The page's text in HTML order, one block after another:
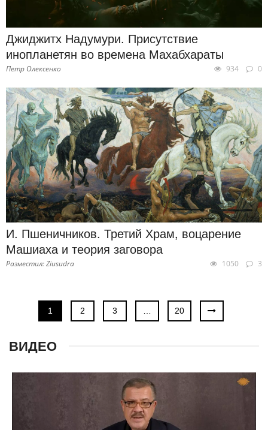
Джиджитх Надумури. Присутствие
инопланетян во времена Махабхараты
Петр Олексенко 934 0
И. Пшеничников. Третий Храм, воцарение
Машиаха и теория заговора
Разместил: Ziusudra 1050 3
1 2 3 20
ВИДЕО